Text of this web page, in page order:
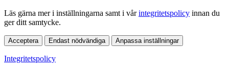
Läs gärna mer i inställningarna samt i vårintegritetspolicy innan du
ger ditt samtycke.
Acceptera Endast nödvändiga Anpassa inställningar
Integritetspolicy